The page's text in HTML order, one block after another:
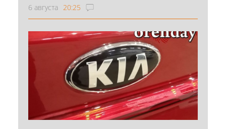
6 августа 20:25